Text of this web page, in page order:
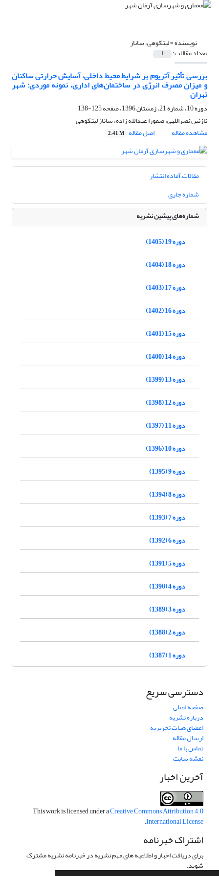
نویسنده =لیتکوهی، ساناز
تعداد مقالات: 1
بررسی تأثیر آتریوم بر شرایط محیط داخلی، آسایش حرارتی ساکنان
و میزان مصرف انرژی در ساختمان‌های اداری، نمونه موردی: شهر
تهران
دوره 10، شماره 21، زمستان 1396، صفحه
125-138
نازنین نصراللهی، صفورا عبدالله زاده، ساناز لیتکوهی
مشاهده مقاله
اصل مقاله 2.41 M
مقالات آماده انتشار
شماره جاری
شماره‌های پیشین نشریه
دوره 19 (1405)
دوره 18 (1404)
دوره 17 (1403)
دوره 16 (1402)
دوره 15 (1401)
دوره 14 (1400)
دوره 13 (1399)
دوره 12 (1398)
دوره 11 (1397)
دوره 10 (1396)
دوره 9 (1395)
دوره 8 (1394)
دوره 7 (1393)
دوره 6 (1392)
دوره 5 (1391)
دوره 4 (1390)
دوره 3 (1389)
دوره 2 (1388)
دوره 1 (1387)
دسترسی سریع
صفحه اصلی
درباره نشریه
اعضای هیات تحریریه
ارسال مقاله
تماس با ما
نقشه سایت
آخرین اخبار
This work is licensed under aCreative Commons Attribution 4.0
International License
.
اشتراک خبرنامه
برای دریافت اخبار و اطلاعیه های مهم نشریه در خبرنامه نشریه مشترک
شوید.